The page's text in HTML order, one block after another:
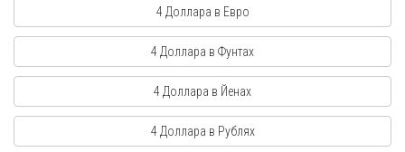
4 Доллара в Евро
4 Доллара в Фунтах
4 Доллара в Йенах
4 Доллара в Рублях